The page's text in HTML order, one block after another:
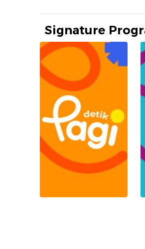
Signature